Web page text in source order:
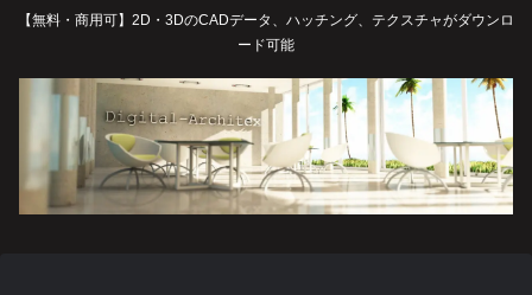
【無料・商用可】2D・3DのCADデータ、ハッチング、テクスチャがダウンロ
ード可能